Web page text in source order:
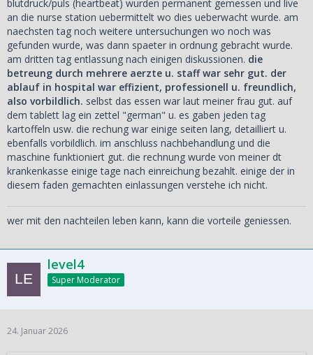
blutdruck/puls (heartbeat) wurden permanent gemessen und live
an die nurse station uebermittelt wo dies ueberwacht wurde. am
naechsten tag noch weitere untersuchungen wo noch was
gefunden wurde, was dann spaeter in ordnung gebracht wurde.
am dritten tag entlassung nach einigen diskussionen. die
betreung durch mehrere aerzte u. staff war sehr gut. der
ablauf in hospital war effizient, professionell u. freundlich,
also vorbildlich. selbst das essen war laut meiner frau gut. auf
dem tablett lag ein zettel "german" u. es gaben jeden tag
kartoffeln usw. die rechung war einige seiten lang, detailliert u.
ebenfalls vorbildlich. im anschluss nachbehandlung und die
maschine funktioniert gut. die rechnung wurde von meiner dt
krankenkasse einige tage nach einreichung bezahlt. einige der in
diesem faden gemachten einlassungen verstehe ich nicht.
wer mit den nachteilen leben kann, kann die vorteile geniessen.
level4
Super Moderator
24. Januar 2026